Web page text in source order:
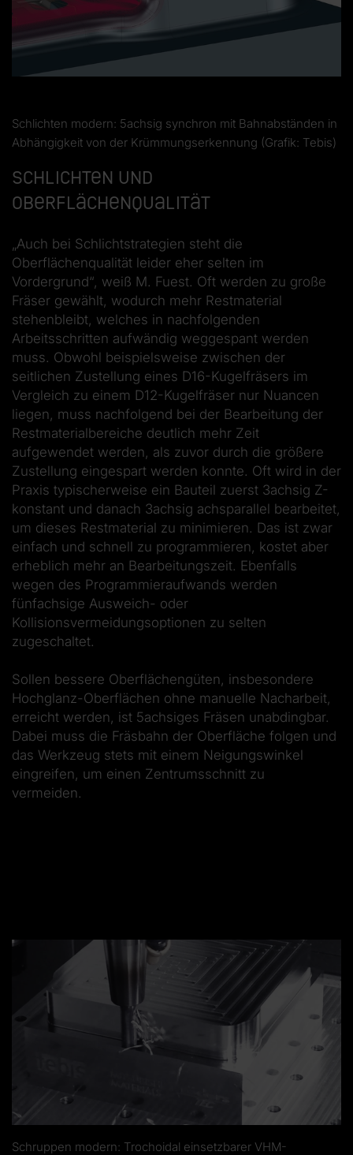
Schlichten modern: 5achsig synchron mit Bahnabständen in
Abhängigkeit von der Krümmungserkennung (Grafik: Tebis)
Schlichten und
Oberflächenqualität
„Auch bei Schlichtstrategien steht die
Oberflächenqualität leider eher selten im
Vordergrund“, weiß M. Fuest. Oft werden zu große
Fräser gewählt, wodurch mehr Restmaterial
stehenbleibt, welches in nachfolgenden
Arbeitsschritten aufwändig weggespant werden
muss. Obwohl beispielsweise zwischen der
seitlichen Zustellung eines D16-Kugelfräsers im
Vergleich zu einem D12-Kugelfräser nur Nuancen
liegen, muss nachfolgend bei der Bearbeitung der
Restmaterialbereiche deutlich mehr Zeit
aufgewendet werden, als zuvor durch die größere
Zustellung eingespart werden konnte. Oft wird in der
Praxis typischerweise ein Bauteil zuerst 3achsig Z-
konstant und danach 3achsig achsparallel bearbeitet,
um dieses Restmaterial zu minimieren. Das ist zwar
einfach und schnell zu programmieren, kostet aber
erheblich mehr an Bearbeitungszeit. Ebenfalls
wegen des Programmieraufwands werden
fünfachsige Ausweich- oder
Kollisionsvermeidungsoptionen zu selten
zugeschaltet.
Sollen bessere Oberflächengüten, insbesondere
Hochglanz-Oberflächen ohne manuelle Nacharbeit,
erreicht werden, ist 5achsiges Fräsen unabdingbar.
Dabei muss die Fräsbahn der Oberfläche folgen und
das Werkzeug stets mit einem Neigungswinkel
eingreifen, um einen Zentrumsschnitt zu
vermeiden.
Schruppen modern: Trochoidal einsetzbarer VHM-